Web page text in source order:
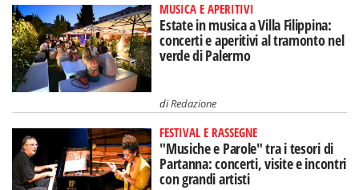
MUSICA E APERITIVI
Estate in musica a Villa Filippina:
concerti e aperitivi al tramonto nel
verde di Palermo
diRedazione
FESTIVAL E RASSEGNE
"Musiche e Parole" tra i tesori di
Partanna: concerti, visite e incontri
con grandi artisti